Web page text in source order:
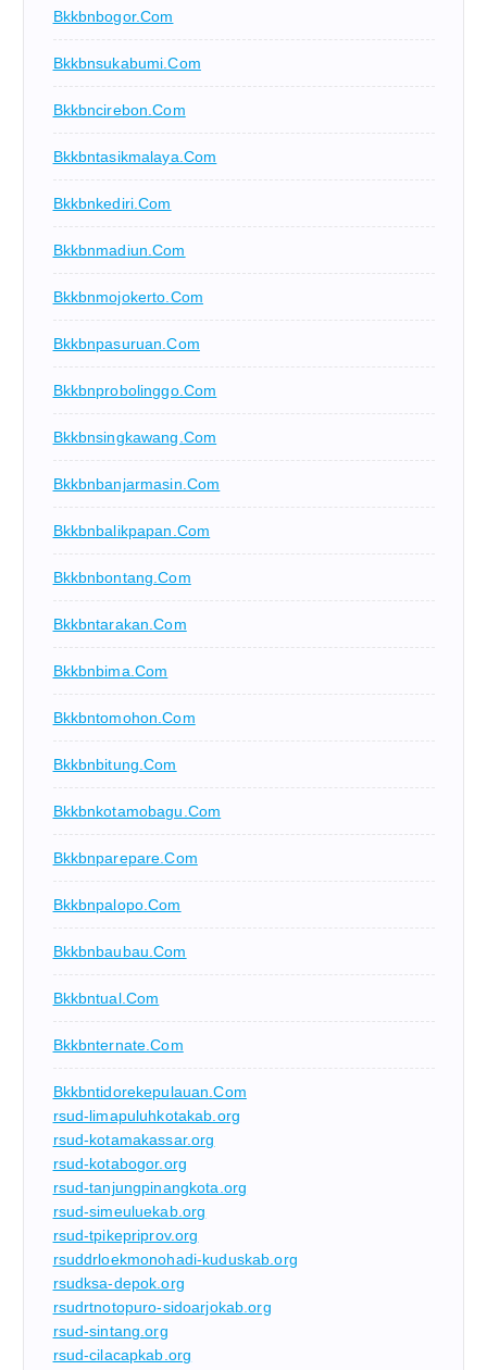
Bkkbnbogor.com
Bkkbnsukabumi.com
Bkkbncirebon.com
Bkkbntasikmalaya.com
Bkkbnkediri.com
Bkkbnmadiun.com
Bkkbnmojokerto.com
Bkkbnpasuruan.com
Bkkbnprobolinggo.com
Bkkbnsingkawang.com
Bkkbnbanjarmasin.com
Bkkbnbalikpapan.com
Bkkbnbontang.com
Bkkbntarakan.com
Bkkbnbima.com
Bkkbntomohon.com
Bkkbnbitung.com
Bkkbnkotamobagu.com
Bkkbnparepare.com
Bkkbnpalopo.com
Bkkbnbaubau.com
Bkkbntual.com
Bkkbnternate.com
Bkkbntidorekepulauan.com
rsud-limapuluhkotakab.org
rsud-kotamakassar.org
rsud-kotabogor.org
rsud-tanjungpinangkota.org
rsud-simeuluekab.org
rsud-tpikepriprov.org
rsuddrloekmonohadi-kuduskab.org
rsudksa-depok.org
rsudrtnotopuro-sidoarjokab.org
rsud-sintang.org
rsud-cilacapkab.org